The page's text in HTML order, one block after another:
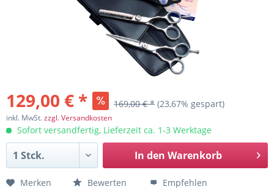
129,00 € * 169,00 € * (23,67% gespart)
inkl. MwSt.zzgl. Versandkosten
Sofort versandfertig, Lieferzeit ca. 1-3 Werktage
In den Warenkorb
Merken Bewerten Empfehlen